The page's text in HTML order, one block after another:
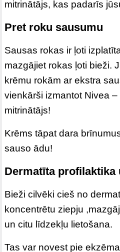
mitrinātājs, kas padarīs
Pret roku sausumu
Sausas rokas ir ļoti
mazgājiet rokas ļoti bieži.
krēmu rokām ar ekstra
vienkārši izmantot Nivea –
mitrinātājs!
Krēms tāpat dara
sauso ādu!
Dermatīta profilaktika
Bieži cilvēki cieš no
koncentrētu ziepju
un citu līdzekļu lietošana.
Tas var novest pie